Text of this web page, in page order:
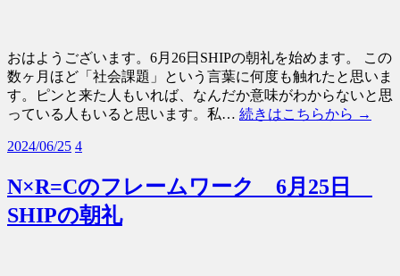
おはようございます。6月26日SHIPの朝礼を始めます。 この
数ヶ月ほど「社会課題」という言葉に何度も触れたと思いま
す。ピンと来た人もいれば、なんだか意味がわからないと思
っている人もいると思います。私… 続きはこちらから →
2024/06/25 4
N×R=Cのフレームワーク 6月25日
SHIPの朝礼